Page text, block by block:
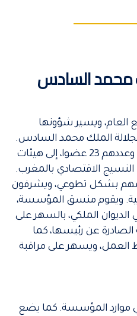
محمد السادس
ويسير شؤونها
الملك محمد السادس.
وينتمي أعضاء مجلس الإدارة، وعددهم 23 عضوا، إلى هيئات
النسيج الاقتصادي بالمغرب.
بشكل تطوعي، ويشرفون
ويقوم منسق المؤسسة،
الملكي، بالسهر على
الصادرة عن رئيسها، كما
العمل، ويسهر على مراقبة
موارد المؤسسة. كما يضع